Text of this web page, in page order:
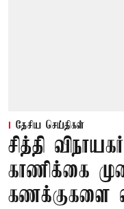
தேசிய செய்திகள்
சித்தி
காணிக்கை
கணக்குகளை